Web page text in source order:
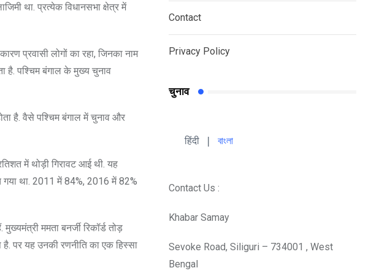
था. प्रत्येक विधानसभा क्षेत्र में
प्रवासी लोगों का रहा, जिनका नाम
है. पश्चिम बंगाल के मुख्य चुनाव
है. वैसे पश्चिम बंगाल में चुनाव और
में थोड़ी गिरावट आई थी. यह
था. 2011 में 84%, 2016 में 82%
ममता बनर्जी रिकॉर्ड तोड़
है. पर यह उनकी रणनीति का एक हिस्सा
Contact
Privacy Policy
चुनाव
हिंदी | বাংলা
Contact Us :
Khabar Samay
Sevoke Road, Siliguri – 734001 , West
Bengal